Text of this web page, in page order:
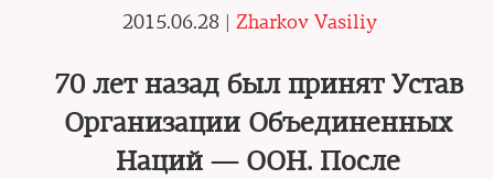
2015.06.28 | Zharkov Vasiliy
70 лет назад был принят Устав
Организации Объединенных
Наций — ООН. После